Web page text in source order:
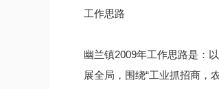
工作思路
幽兰镇2009年工作思路是：
展全局，围绕“工业抓招商，